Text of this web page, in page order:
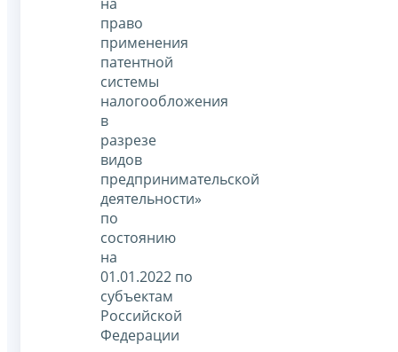
право
применения
патентной
системы
налогообложения
в
разрезе
видов
предпринимательской
деятельности»
по
состоянию
на
01.01.2022 по
субъектам
Российской
Федерации